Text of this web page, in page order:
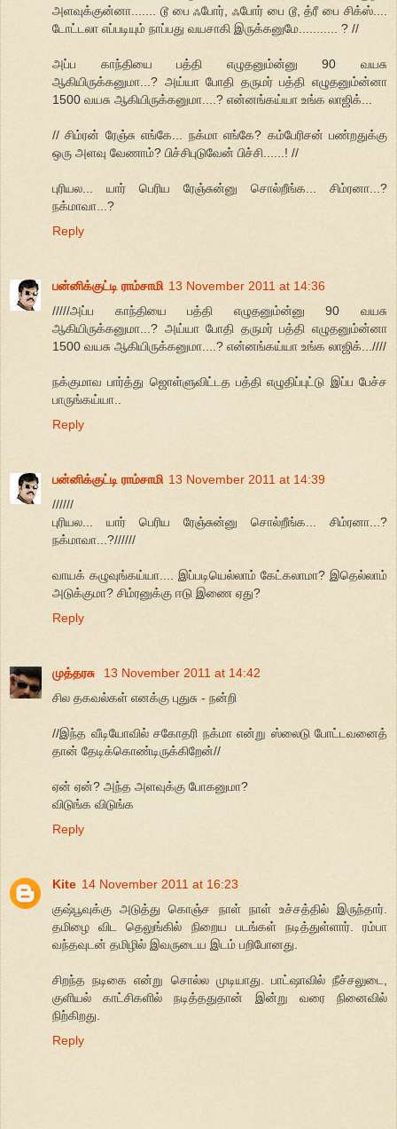
அளவுக்குன்னா....... டூ பை ஃபோர், ஃபோர் பை டூ, த்ரீ பை சிக்ஸ்....
டோட்டலா எப்படியும் நாப்பது வயசாகி இருக்கனுமே........... ? //
அப்ப காந்தியை பத்தி எழுதனும்ன்னு 90 வயசு
ஆகியிருக்கனுமா...? அய்யா போதி தருமர் பத்தி எழுதனும்ன்னா
1500 வயசு ஆகியிருக்கனுமா....? என்னங்கய்யா உங்க லாஜிக்...
// சிம்ரன் ரேஞ்சு எங்கே... நக்மா எங்கே? கம்பேரிசன் பண்றதுக்கு
ஒரு அளவு வேணாம்? பிச்சிபுடுவேன் பிச்சி......! //
புரியல... யார் பெரிய ரேஞ்சுன்னு சொல்றீங்க... சிம்ரனா...?
நக்மாவா...?
Reply
பன்னிக்குட்டி ராம்சாமி 13 November 2011 at 14:36
/////அப்ப காந்தியை பத்தி எழுதனும்ன்னு 90 வயசு
ஆகியிருக்கனுமா...? அய்யா போதி தருமர் பத்தி எழுதனும்ன்னா
1500 வயசு ஆகியிருக்கனுமா....? என்னங்கய்யா உங்க லாஜிக்...////
நக்குமாவ பார்த்து ஜொள்ளுவிட்டத பத்தி எழுதிப்புட்டு இப்ப பேச்ச
பாருங்கய்யா..
Reply
பன்னிக்குட்டி ராம்சாமி 13 November 2011 at 14:39
//////
புரியல... யார் பெரிய ரேஞ்சுன்னு சொல்றீங்க... சிம்ரனா...?
நக்மாவா...?//////
வாயக் கழுவுங்கய்யா.... இப்படியெல்லாம் கேட்கலாமா? இதெல்லாம்
அடுக்குமா? சிம்ரனுக்கு ஈடு இணை ஏது?
Reply
முத்தரசு
13 November 2011 at 14:42
சில தகவல்கள் எனக்கு புதுசு - நன்றி
//இந்த வீடியோவில் சகோதரி நக்மா என்று ஸ்லைடு போட்டவனைத்
தான் தேடிக்கொண்டிருக்கிறேன்//
ஏன் ஏன்? அந்த அளவுக்கு போகனுமா?
விடுங்க விடுங்க
Reply
Kite 14 November 2011 at 16:23
குஷ்பூவுக்கு அடுத்து கொஞ்ச நாள் நாள் உச்சத்தில் இருந்தார்.
தமிழை விட தெலுங்கில் நிறைய படங்கள் நடித்துள்ளார். ரம்பா
வந்தவுடன் தமிழில் இவருடைய இடம் பறிபோனது.
சிறந்த நடிகை என்று சொல்ல முடியாது. பாட்ஷாவில் நீச்சலுடை,
குளியல் காட்சிகளில் நடித்ததுதான் இன்று வரை நினைவில்
நிற்கிறது.
Reply